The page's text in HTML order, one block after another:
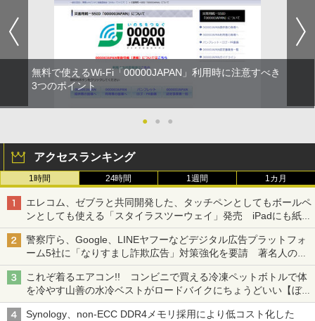
無料で使えるWi-Fi「00000JAPAN」利用時に注意すべき
3つのポイント
● ● ●
アクセスランキング
1時間 24時間 1週間 1カ月
エレコム、ゼブラと共同開発した、タッチペンとしてもボールペ
ンとしても使える「スタイラスツーウェイ」発売 iPadにも紙に
も、持ち替えずに書き込める
警察庁ら、Google、LINEヤフーなどデジタル広告プラットフォ
ーム5社に「なりすまし詐欺広告」対策強化を要請 著名人の写
真や映像を使った投資詐欺などへの対策として
これぞ着るエアコン!! コンビニで買える冷凍ペットボトルで体
を冷やす山善の水冷ベストがロードバイクにちょうどいい【ぼっ
ち・ざ・ろーど！その14】【空いた時間でなにしてる？】
Synology、non-ECC DDR4メモリ採用により低コスト化した